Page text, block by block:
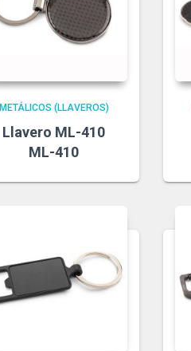
METÁLICOS (LLAVEROS)
Llavero ML-410
ML-410